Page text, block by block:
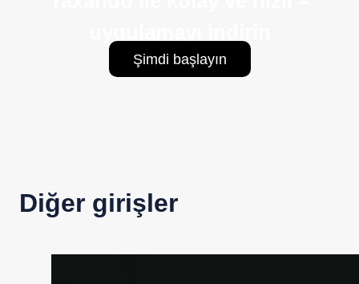
Şimdi başlayın
Diğer girişler